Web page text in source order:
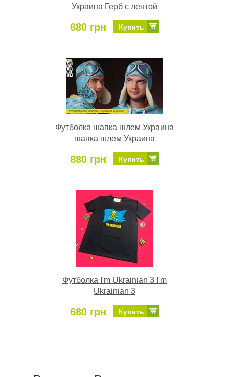
Украина Герб с лентой
680 грн Купить
Футболка шапка шлем Украина
шапка шлем Украина
880 грн Купить
Футболка I'm Ukrainian 3 I'm
Ukrainian 3
680 грн Купить